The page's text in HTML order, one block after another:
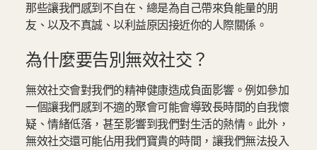
那些讓我們感到不自在、總是為自己帶來負能量的朋
友、以及不真誠、以利益原因接近你的人際關係。
為什麼要告別無效社交？
無效社交會對我們的精神健康造成負面影響。例如參加
一個讓我們感到不適的聚會可能會導致長時間的自我懷
疑、情緒低落，甚至影響到我們對生活的熱情。此外，
無效社交還可能佔用我們寶貴的時間，讓我們無法投入